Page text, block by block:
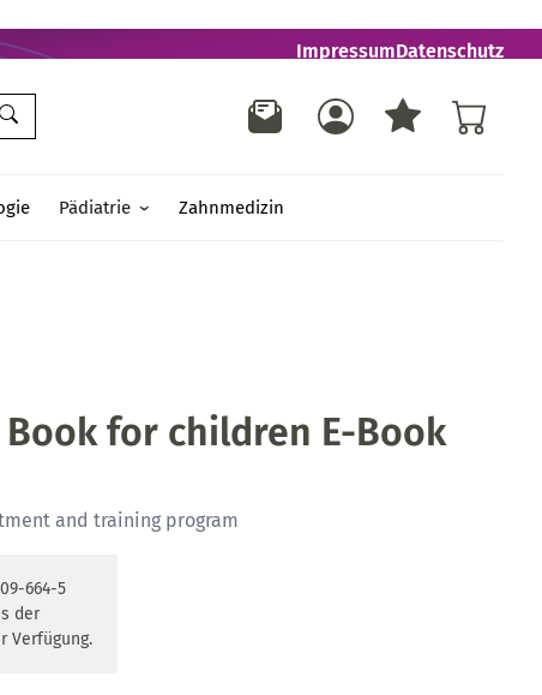
Pädiatrie Zahnmedizin
for children E-Book
and training program
664-5
der